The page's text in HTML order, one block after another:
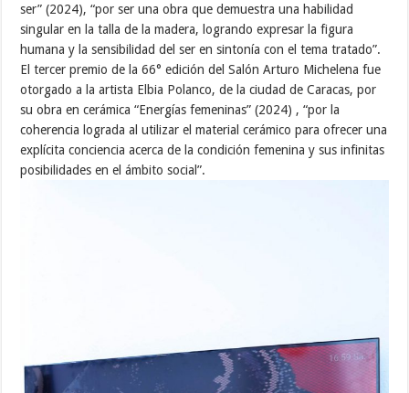
ser” (2024), “por ser una obra que demuestra una habilidad
singular en la talla de la madera, logrando expresar la figura
humana y la sensibilidad del ser en sintonía con el tema tratado”.
El tercer premio de la 66° edición del Salón Arturo Michelena fue
otorgado a la artista Elbia Polanco, de la ciudad de Caracas, por
su obra en cerámica “Energías femeninas” (2024) , “por la
coherencia lograda al utilizar el material cerámico para ofrecer una
explícita conciencia acerca de la condición femenina y sus infinitas
posibilidades en el ámbito social”.